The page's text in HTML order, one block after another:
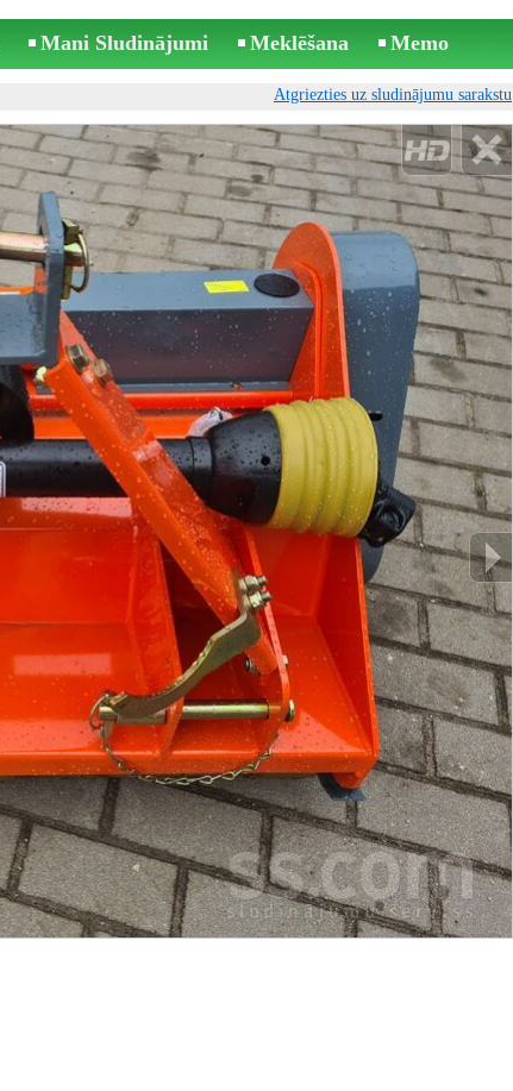
Mani Sludinājumi Meklēšana Memo
Atgriezties uz sludinājumu sarakstu